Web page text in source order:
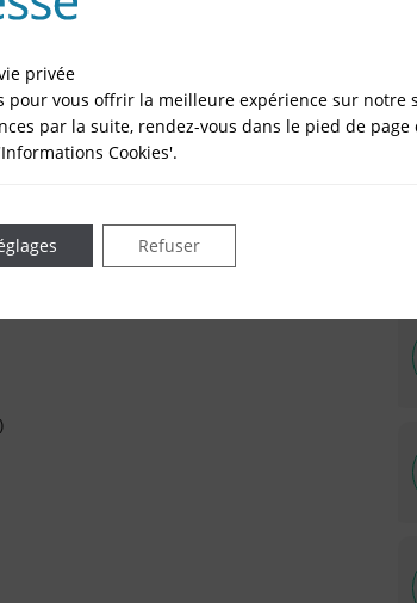
DANS LE DÉPARTEMENT DU 94 -
privée
pour vous offrir la meilleure expérience sur notre
par la suite, rendez-vous dans le pied de page
Cookies'.
Refuser